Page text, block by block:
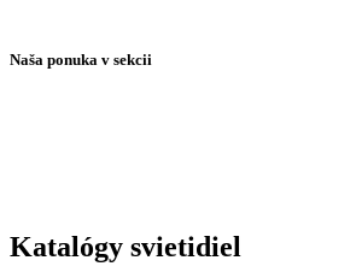
Naša ponuka v sekcii
Katalógy svietidiel